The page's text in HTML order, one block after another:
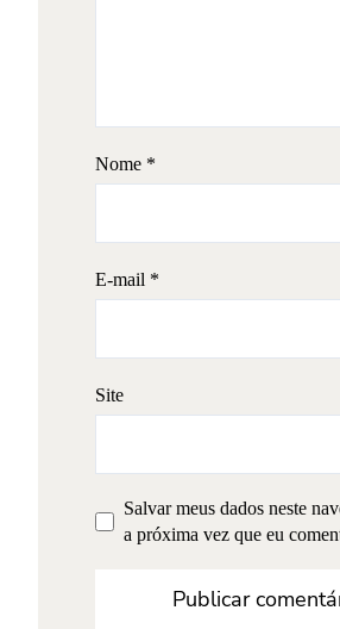
Nome *
E-mail *
Site
Salvar meus dados neste
a próxima vez que eu